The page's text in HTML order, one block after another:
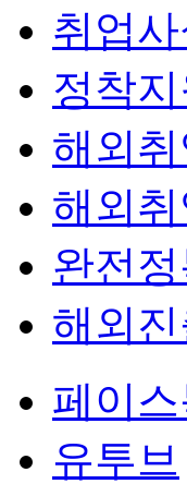
취업
정착
해외
해외
완전
해외
페이스
유투브